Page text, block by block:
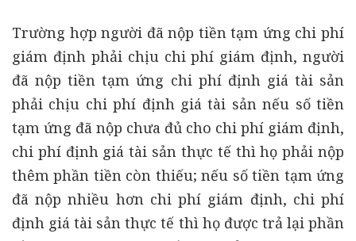
Trường hợp người đã nộp tiền tạm ứng chi phí
giám định phải chịu chi phí giám định, người
đã nộp tiền tạm ứng chi phí định giá tài sản
phải chịu chi phí định giá tài sản nếu số tiền
tạm ứng đã nộp chưa đủ cho chi phí giám định,
chi phí định giá tài sản thực tế thì họ phải nộp
thêm phần tiền còn thiếu; nếu số tiền tạm ứng
đã nộp nhiều hơn chi phí giám định, chi phí
định giá tài sản thực tế thì họ được trả lại phần